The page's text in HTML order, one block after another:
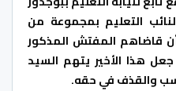
لإجتماع لنائب التعليم بمجموعة من
قاضاهم المفتش المذكور
هذا الأخير يتهم السيد
والقذف في حقه.